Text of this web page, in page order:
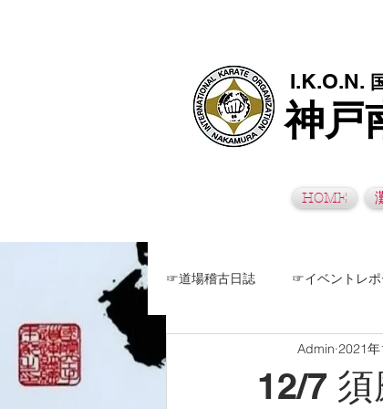
I.K.O.N.
神戸
HOME
☞道場稽古日誌 ☞イベントレポ
12/7
Admin 2021